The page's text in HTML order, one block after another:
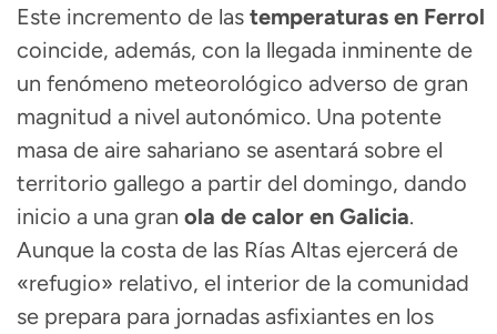
Este incremento de las temperaturas en Ferrol
coincide, además, con la llegada inminente de
un fenómeno meteorológico adverso de gran
magnitud a nivel autonómico. Una potente
masa de aire sahariano se asentará sobre el
territorio gallego a partir del domingo, dando
inicio a una gran ola de calor en Galicia.
Aunque la costa de las Rías Altas ejercerá de
«refugio» relativo, el interior de la comunidad
se prepara para jornadas asfixiantes en los